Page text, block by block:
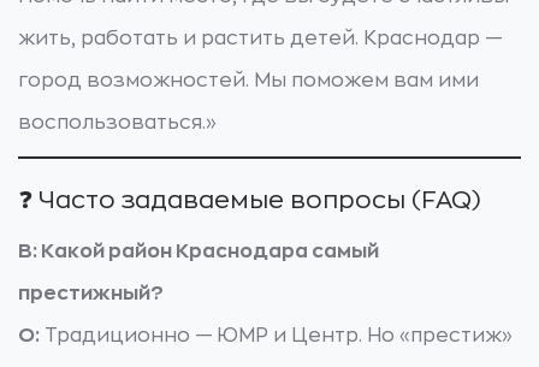
жить, работать и растить детей. Краснодар —
город возможностей. Мы поможем вам ими
воспользоваться.»
❓ Часто задаваемые вопросы (FAQ)
В: Какой район Краснодара самый
престижный?
О: Традиционно — ЮМР и Центр. Но «престиж»